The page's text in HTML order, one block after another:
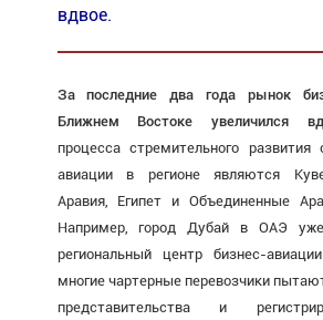
вдвое.
За последние два года рынок
Ближнем Востоке увеличился
процесса стремительного развития
авиации в регионе являются
Аравия, Египет и Объединенные
Например, город Дубай в ОАЭ
региональный центр бизнес-
многие чартерные перевозчики
представительства и